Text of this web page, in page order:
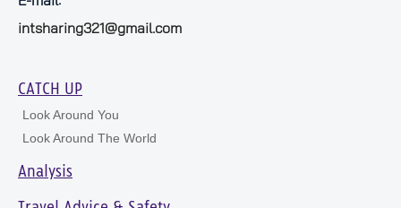
intsharing321@gmail.com
CATCH UP
Look Around You
Look Around The World
Analysis